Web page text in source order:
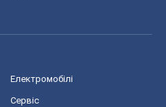
Електромобілі
Сервіс